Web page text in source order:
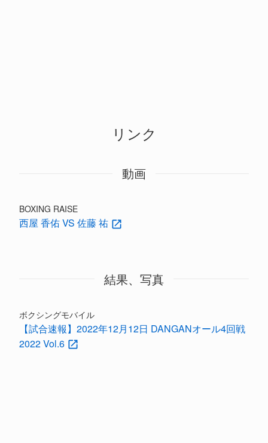
リンク
動画
BOXING RAISE
西屋 香佑 VS 佐藤 祐
結果、写真
ボクシングモバイル
【試合速報】2022年12月12日 DANGANオール4回戦
2022 Vol.6